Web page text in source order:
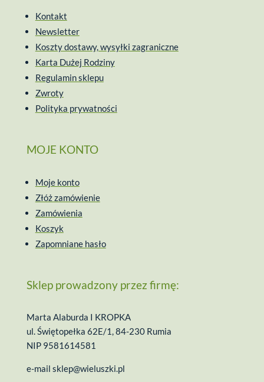
Kontakt
Newsletter
Koszty dostawy, wysyłki zagraniczne
Karta Dużej Rodziny
Regulamin sklepu
Zwroty
Polityka prywatności
MOJE KONTO
Moje konto
Złóż zamówienie
Zamówienia
Koszyk
Zapomniane hasło
Sklep prowadzony przez firmę:
Marta Alaburda I KROPKA
ul. Świętopełka 62E/1, 84-230 Rumia
NIP 9581614581
e-mail sklep@wieluszki.pl